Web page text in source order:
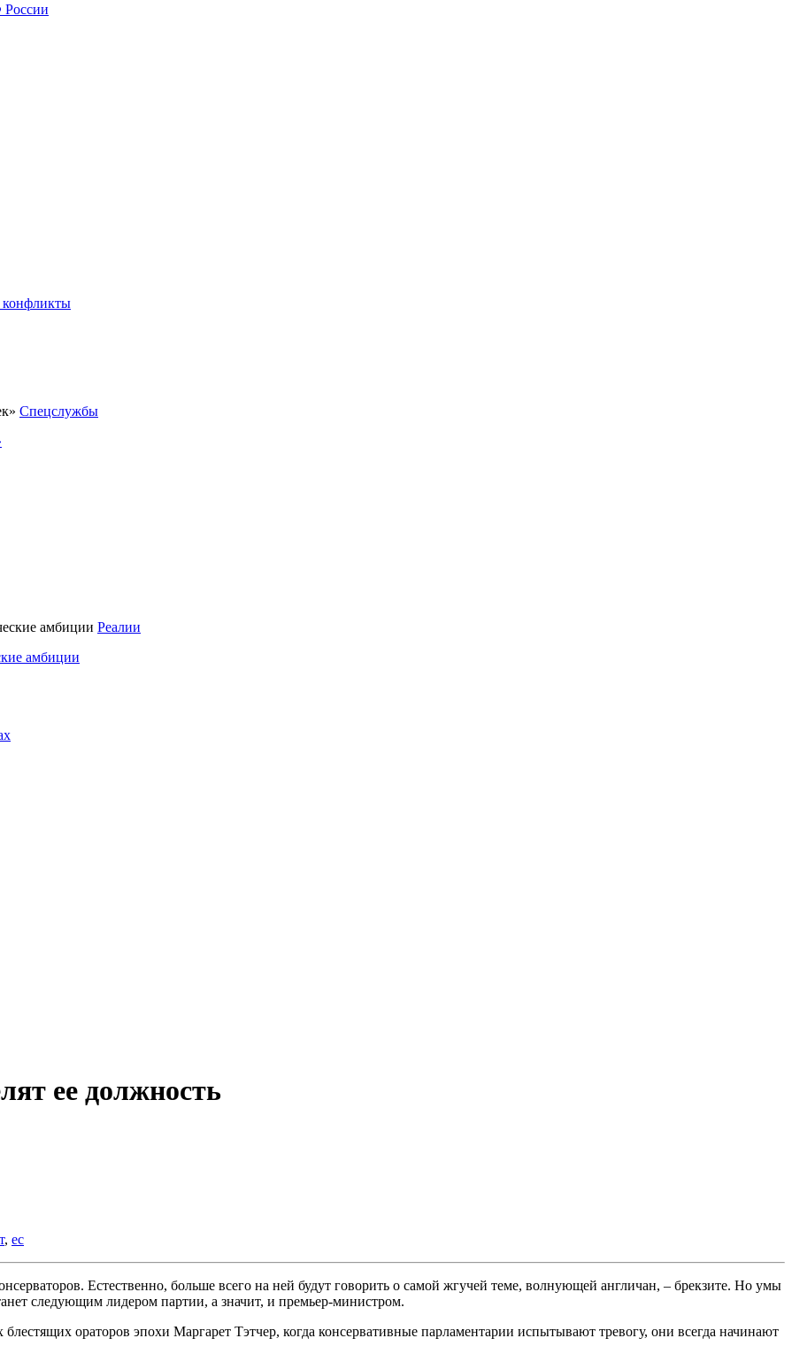
Спецслужбы
Реалии
амбиции
ее должность
, ес
Естественно, больше всего на ней будут говорить о самой жгучей теме, волнующей англичан, – брекзите. Но умы
следующим лидером партии, а значит, и премьер-министром.
ораторов эпохи Маргарет Тэтчер, когда консервативные парламентарии испытывают тревогу, они всегда начинают